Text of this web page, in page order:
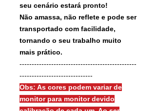
seu cenário estará pronto!
Não amassa, não reflete e pode ser
transportado com facilidade,
tornando o seu trabalho muito
mais prático.
------------------------------------------------
------------------------------
Obs: As cores podem variar de
monitor para monitor devido